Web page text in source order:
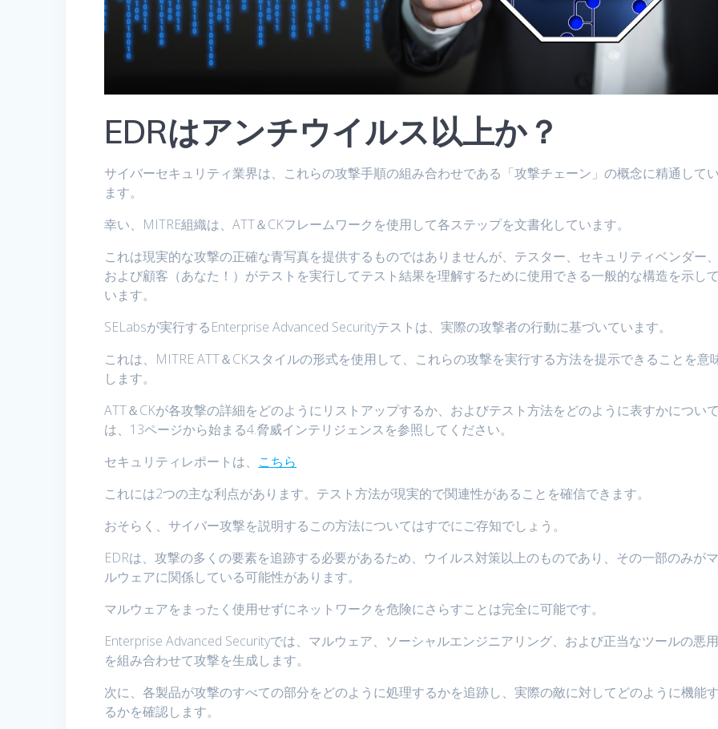
EDRはアンチウイルス以上か？
サイバーセキュリティ業界は、これらの攻撃手順の組み合わせである「攻撃チェーン」の概念に精通してい
ます。
幸い、MITRE組織は、ATT＆CKフレームワークを使用して各ステップを文書化しています。
これは現実的な攻撃の正確な青写真を提供するものではありませんが、テスター、セキュリティベンダー、
および顧客（あなた！）がテストを実行してテスト結果を理解するために使用できる一般的な構造を示して
います。
SELabsが実行するEnterprise Advanced Securityテストは、実際の攻撃者の行動に基づいています。
これは、MITRE ATT＆CKスタイルの形式を使用して、これらの攻撃を実行する方法を提示できることを意
します。
ATT＆CKが各攻撃の詳細をどのようにリストアップするか、およびテスト方法をどのように表すかについて
は、13ページから始まる4.脅威インテリジェンスを参照してください。
セキュリティレポートは、 こちら
これには2つの主な利点があります。テスト方法が現実的で関連性があることを確信できます。
おそらく、サイバー攻撃を説明するこの方法についてはすでにご存知でしょう。
EDRは、攻撃の多くの要素を追跡する必要があるため、ウイルス対策以上のものであり、その一部のみがマ
ルウェアに関係している可能性があります。
マルウェアをまったく使用せずにネットワークを危険にさらすことは完全に可能です。
Enterprise Advanced Securityでは、マルウェア、ソーシャルエンジニアリング、および正当なツールの悪用
を組み合わせて攻撃を生成します。
次に、各製品が攻撃のすべての部分をどのように処理するかを追跡し、実際の敵に対してどのように機能す
るかを確認します。